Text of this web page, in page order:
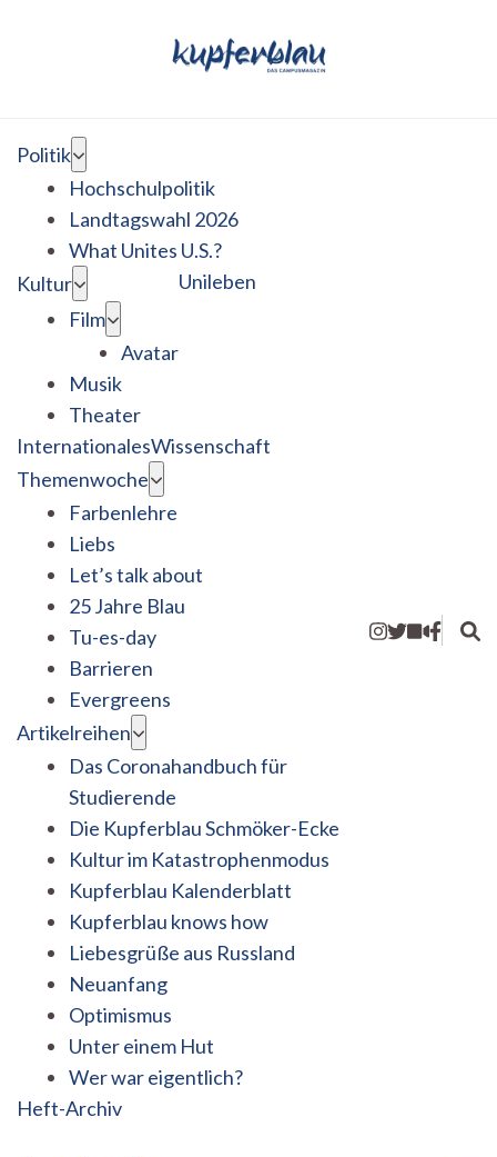
Politik
Hochschulpolitik
Landtagswahl 2026
What Unites U.S.?
Kultur
Film
Avatar
Musik
Theater
Unileben
InternationalesWissenschaft
Themenwoche
Farbenlehre
Liebs
Let’s talk about
25 Jahre Blau
Tu-es-day
Barrieren
Evergreens
Artikelreihen
Das Coronahandbuch für
Studierende
Die Kupferblau Schmöker-Ecke
Kultur im Katastrophenmodus
Kupferblau Kalenderblatt
Kupferblau knows how
Liebesgrüße aus Russland
Neuanfang
Optimismus
Unter einem Hut
Wer war eigentlich?
Heft-Archiv